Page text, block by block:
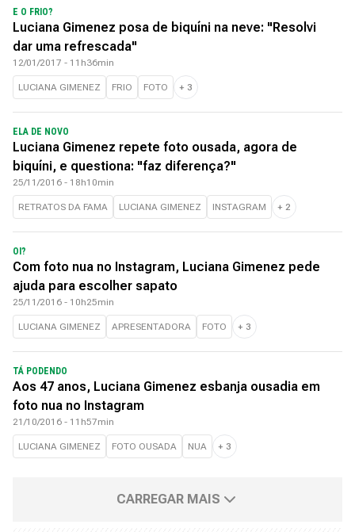
E O FRIO?
Luciana Gimenez posa de biquíni na neve: "Resolvi
dar uma refrescada"
12/01/2017 - 11h36min
LUCIANA GIMENEZ FRIO FOTO + 3
ELA DE NOVO
Luciana Gimenez repete foto ousada, agora de
biquíni, e questiona: "faz diferença?"
25/11/2016 - 18h10min
RETRATOS DA FAMA LUCIANA GIMENEZ INSTAGRAM + 2
OI?
Com foto nua no Instagram, Luciana Gimenez pede
ajuda para escolher sapato
25/11/2016 - 10h25min
LUCIANA GIMENEZ APRESENTADORA FOTO + 3
TÁ PODENDO
Aos 47 anos, Luciana Gimenez esbanja ousadia em
foto nua no Instagram
21/10/2016 - 11h57min
LUCIANA GIMENEZ FOTO OUSADA NUA + 3
CARREGAR MAIS